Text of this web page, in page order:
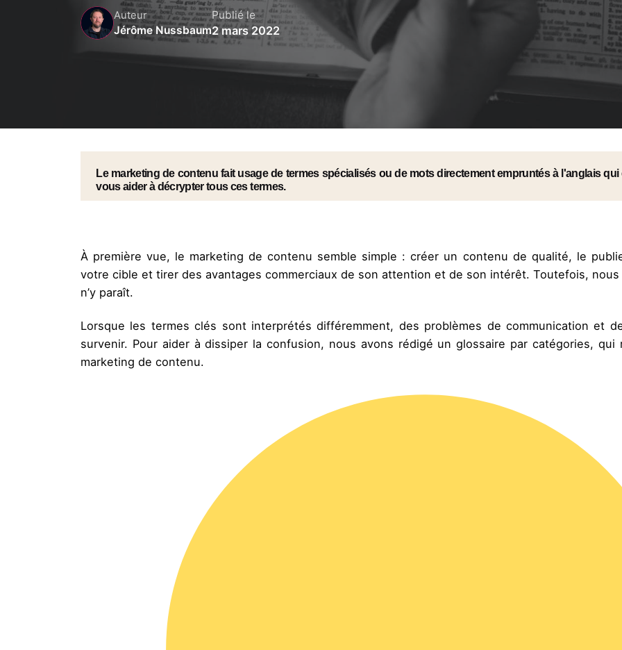
Auteur
Jérôme Nussbaum
Publié le
2 mars 2022
Le marketing de contenu fait usage de termes spécialisés ou de mots directement empruntés à l'anglais
vous aider à décrypter tous ces termes.
À première vue, le marketing de contenu semble simple : créer un contenu de qualité, le
votre cible et tirer des avantages commerciaux de son attention et de son intérêt. Toutefois, nous
n’y paraît.
Lorsque les termes clés sont interprétés différemment, des problèmes de communication et
survenir. Pour aider à dissiper la confusion, nous avons rédigé un glossaire par catégories,
marketing de contenu.